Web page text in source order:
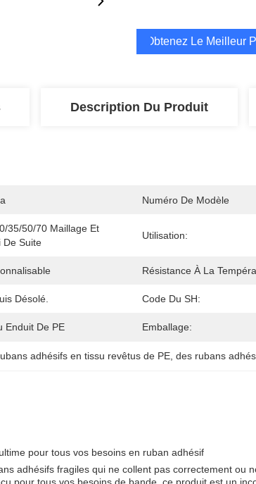
Obtenez Le Meilleur
Description Du Produit
Numéro De Modèle
35/50/70 Maillage Et
De Suite
Utilisation:
Résistance À La
Désolé. Code Du SH:
Enduit De PE Emballage:
adhésifs en tissu revêtus de PE , des rubans
pour tous vos besoins en ruban adhésif
adhésifs fragiles qui ne collent pas correctement ou